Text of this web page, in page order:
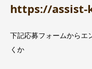
https://assist-
下記応募フォームからエ
くか